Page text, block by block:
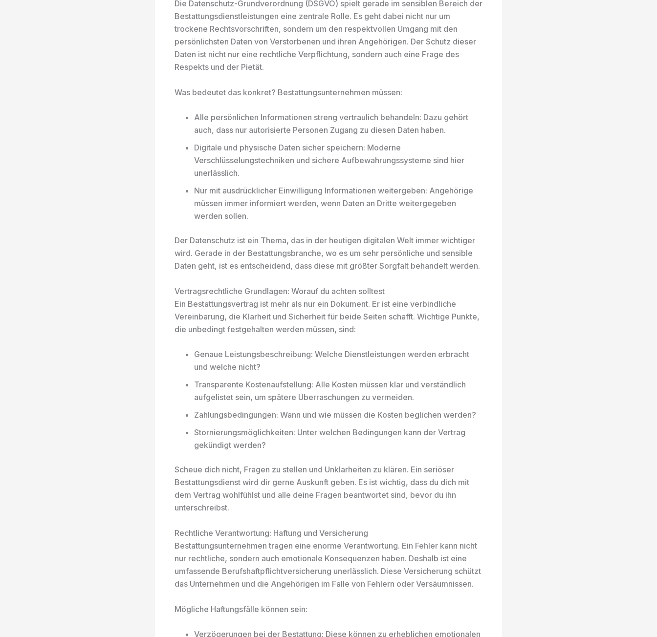
Die Datenschutz-Grundverordnung (DSGVO) spielt gerade im sensiblen Bereich der
Bestattungsdienstleistungen eine zentrale Rolle. Es geht dabei nicht nur um
trockene Rechtsvorschriften, sondern um den respektvollen Umgang mit den
persönlichsten Daten von Verstorbenen und ihren Angehörigen. Der Schutz dieser
Daten ist nicht nur eine rechtliche Verpflichtung, sondern auch eine Frage des
Respekts und der Pietät.
Was bedeutet das konkret? Bestattungsunternehmen müssen:
Alle persönlichen Informationen streng vertraulich behandeln: Dazu gehört
auch, dass nur autorisierte Personen Zugang zu diesen Daten haben.
Digitale und physische Daten sicher speichern: Moderne
Verschlüsselungstechniken und sichere Aufbewahrungssysteme sind hier
unerlässlich.
Nur mit ausdrücklicher Einwilligung Informationen weitergeben: Angehörige
müssen immer informiert werden, wenn Daten an Dritte weitergegeben
werden sollen.
Der Datenschutz ist ein Thema, das in der heutigen digitalen Welt immer wichtiger
wird. Gerade in der Bestattungsbranche, wo es um sehr persönliche und sensible
Daten geht, ist es entscheidend, dass diese mit größter Sorgfalt behandelt werden.
Vertragsrechtliche Grundlagen: Worauf du achten solltest
Ein Bestattungsvertrag ist mehr als nur ein Dokument. Er ist eine verbindliche
Vereinbarung, die Klarheit und Sicherheit für beide Seiten schafft. Wichtige Punkte,
die unbedingt festgehalten werden müssen, sind:
Genaue Leistungsbeschreibung: Welche Dienstleistungen werden erbracht
und welche nicht?
Transparente Kostenaufstellung: Alle Kosten müssen klar und verständlich
aufgelistet sein, um spätere Überraschungen zu vermeiden.
Zahlungsbedingungen: Wann und wie müssen die Kosten beglichen werden?
Stornierungsmöglichkeiten: Unter welchen Bedingungen kann der Vertrag
gekündigt werden?
Scheue dich nicht, Fragen zu stellen und Unklarheiten zu klären. Ein seriöser
Bestattungsdienst wird dir gerne Auskunft geben. Es ist wichtig, dass du dich mit
dem Vertrag wohlfühlst und alle deine Fragen beantwortet sind, bevor du ihn
unterschreibst.
Rechtliche Verantwortung: Haftung und Versicherung
Bestattungsunternehmen tragen eine enorme Verantwortung. Ein Fehler kann nicht
nur rechtliche, sondern auch emotionale Konsequenzen haben. Deshalb ist eine
umfassende Berufshaftpflichtversicherung unerlässlich. Diese Versicherung schützt
das Unternehmen und die Angehörigen im Falle von Fehlern oder Versäumnissen.
Mögliche Haftungsfälle können sein:
Verzögerungen bei der Bestattung: Diese können zu erheblichen emotionalen